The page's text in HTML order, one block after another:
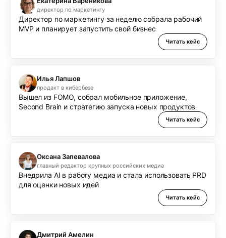
директор по маркетингу
Директор по маркетингу за неделю собрала рабочий
MVP и планирует запустить свой бизнес
Читать кейс
Илья Лапшов
продакт в кибербезе
Вышел из FOMO, собрал мобильное приложение,
Second Brain и стратегию запуска новых продуктов
Читать кейс
Оксана Запевалова
главный редактор крупных российских медиа
Внедрила AI в работу медиа и стала использовать PRD
для оценки новых идей
Читать кейс
Дмитрий Амелин